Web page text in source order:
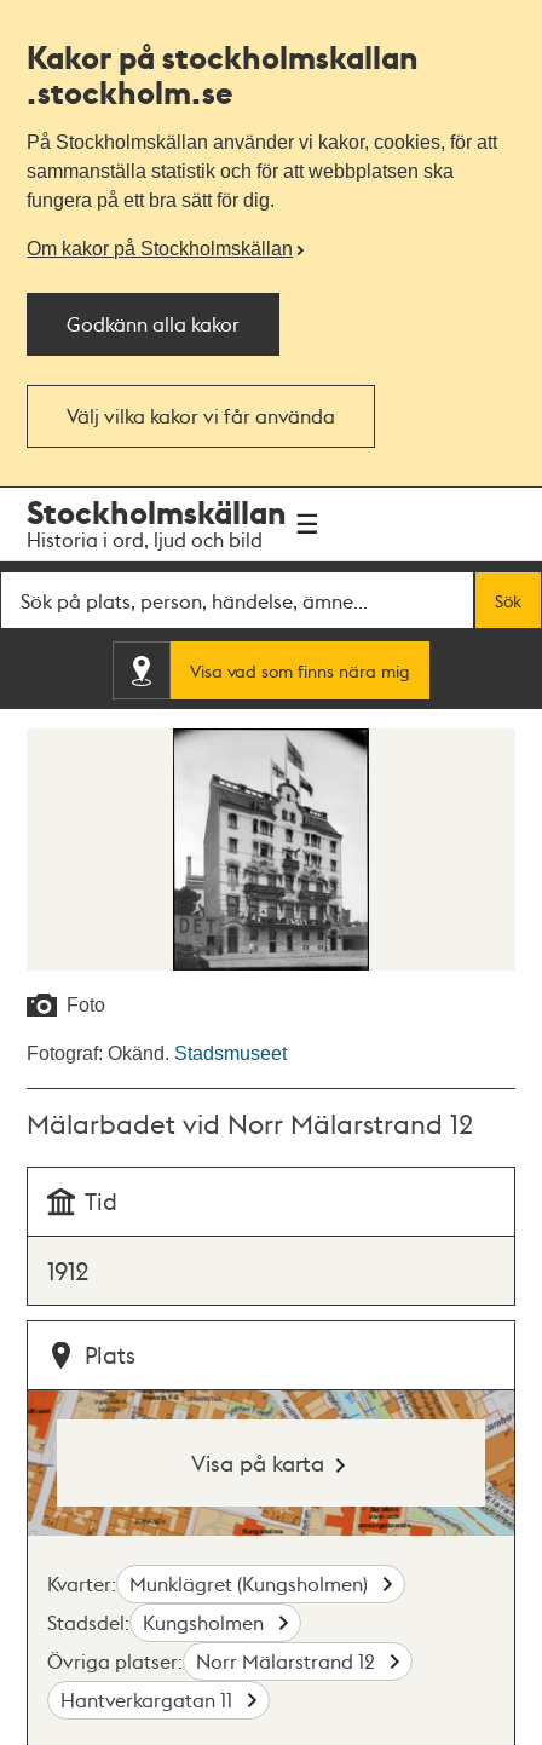
Kakor på stockholmskallan
.stockholm.se
På Stockholmskällan använder vi kakor, cookies, för att
sammanställa statistik och för att webbplatsen ska
fungera på ett bra sätt för dig.
Om kakor på Stockholmskällan
Godkänn alla kakor
Välj vilka kakor vi får använda
navigationen
huvudinnehållet
Stockholmskällan
Historia i ord, ljud och bild
Sök
Visa vad som finns nära mig
Foto
Fotograf: Okänd. Stadsmuseet
Mälarbadet vid Norr Mälarstrand 12
Tid
1912
Plats
Visa på karta
Kvarter: Munklägret (Kungsholmen)
Stadsdel: Kungsholmen
Övriga platser: Norr Mälarstrand 12
Hantverkargatan 11